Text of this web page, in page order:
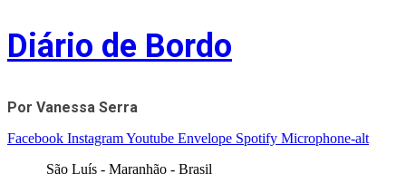
Skip
to
content
Diário de Bordo
Por Vanessa Serra
Facebook InstagramYoutube Envelope Spotify Microphone-alt
São Luís - Maranhão - Brasil